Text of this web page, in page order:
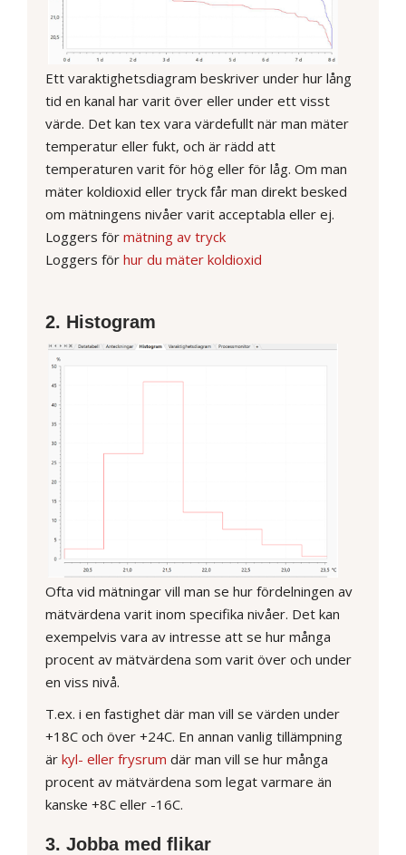
Ett varaktighetsdiagram beskriver under hur lång
tid en kanal har varit över eller under ett visst
värde. Det kan tex vara värdefullt när man mäter
temperatur eller fukt, och är rädd att
temperaturen varit för hög eller för låg. Om man
mäter koldioxid eller tryck får man direkt besked
om mätningens nivåer varit acceptabla eller ej.
Loggers för mätning av tryck
Loggers för hur du mäter koldioxid
2. Histogram
Ofta vid mätningar vill man se hur fördelningen av
mätvärdena varit inom specifika nivåer. Det kan
exempelvis vara av intresse att se hur många
procent av mätvärdena som varit över och under
en viss nivå.
T.ex. i en fastighet där man vill se värden under
+18C och över +24C. En annan vanlig tillämpning
är kyl- eller frysrum där man vill se hur många
procent av mätvärdena som legat varmare än
kanske +8C eller -16C.
3. Jobba med flikar